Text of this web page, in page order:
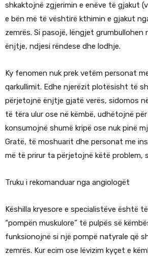
shkaktojnë zgjerimin e enëve të gjakut
e bën më të vështirë kthimin e gjakut
zemrës. Si pasojë, lëngjet grumbullohen
ënjtje, ndjesi rëndese dhe lodhje.
Ky fenomen nuk prek vetëm personat
qarkullimit. Edhe njerëzit plotësisht të
përjetojnë ënjtje gjatë verës, sidomos
të tëra ulur ose në këmbë, udhëtojnë
konsumojnë shumë kripë ose nuk pinë
Gratë, të moshuarit dhe personat me
më të prirur ta përjetojnë këtë problem,
Truku i rekomanduar nga angiologët
Këshilla kryesore e specialistëve është
“pompën muskulore” të pulpës së
funksionojnë si një pompë natyrale që
zemrës. Kur ecim ose lëvizim kyçet e